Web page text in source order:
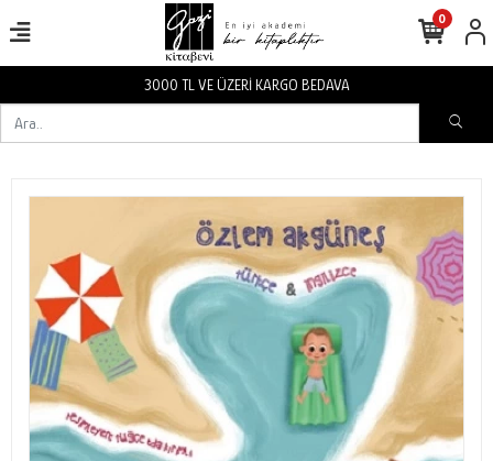
3000 TL VE ÜZERİ KARGO BEDAVA
0